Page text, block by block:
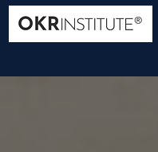
Türkiye Temsilciliği